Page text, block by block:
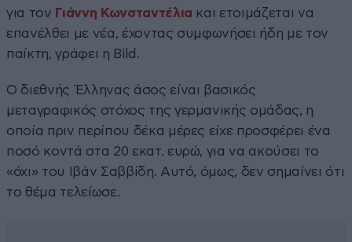
για τον Γιάννη Κωνσταντέλια και ετοιμάζεται να
επανέλθει με νέα, έχοντας συμφωνήσει ήδη με τον
παίκτη, γράφει η Bild.
Ο διεθνής Έλληνας άσος είναι βασικός
μεταγραφικός στόχος της γερμανικής ομάδας, η
οποία πριν περίπου δέκα μέρες είχε προσφέρει ένα
ποσό κοντά στα 20 εκατ. ευρώ, για να ακούσει το
«όχι» του Ιβάν Σαββίδη. Αυτό, όμως, δεν σημαίνει ότι
το θέμα τελείωσε.